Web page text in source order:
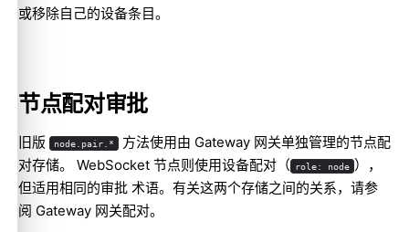
或移除自己的设备条目。
节点配对审批
旧版 node.pair.* 方法使用由 Gateway 网关单独管理的节点配
对存储。 WebSocket 节点则使用设备配对（ role: node ），
但适用相同的审批 术语。有关这两个存储之间的关系，请参
阅 Gateway 网关配对。